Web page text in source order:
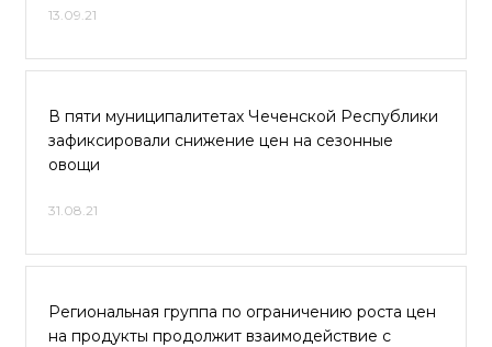
13.09.21
В пяти муниципалитетах Чеченской Республики
зафиксировали снижение цен на сезонные
овощи
31.08.21
Региональная группа по ограничению роста цен
на продукты продолжит взаимодействие с